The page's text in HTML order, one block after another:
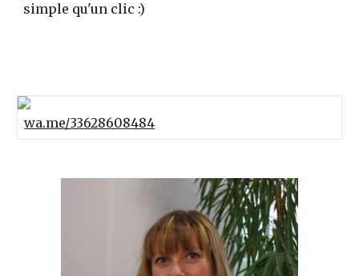
simple qu'un clic :)
wa.me/33628608484